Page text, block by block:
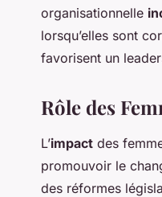
organisationnelle
lorsqu’elles sont
favorisent un
Rôle des
L’impact des
promouvoir le
des réformes